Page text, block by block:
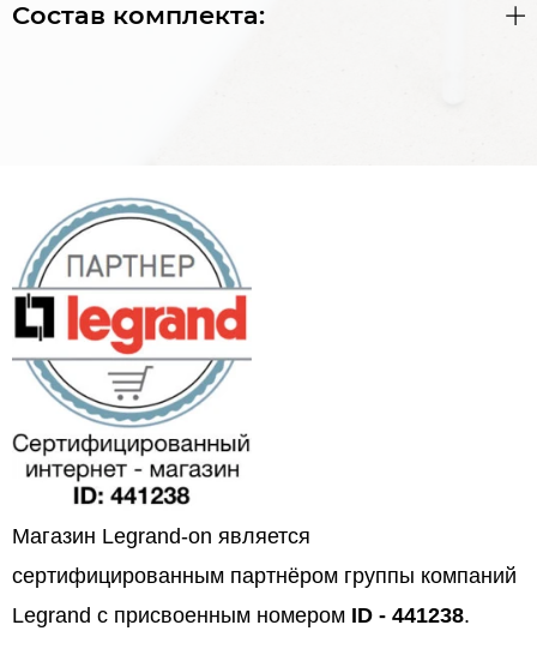
Состав комплекта:
Магазин Legrand-on является
сертифицированным партнёром группы компаний
Legrand с присвоенным номером ID - 441238.